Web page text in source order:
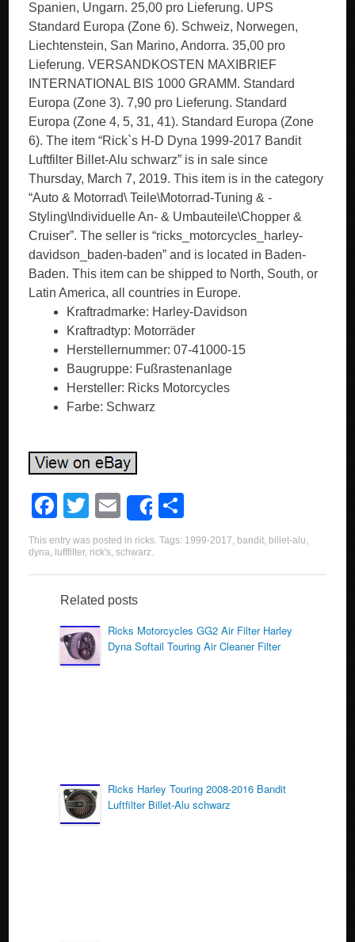
Spanien, Ungarn. 25,00 pro Lieferung. UPS
Standard Europa (Zone 6). Schweiz, Norwegen,
Liechtenstein, San Marino, Andorra. 35,00 pro
Lieferung. VERSANDKOSTEN MAXIBRIEF
INTERNATIONAL BIS 1000 GRAMM. Standard
Europa (Zone 3). 7,90 pro Lieferung. Standard
Europa (Zone 4, 5, 31, 41). Standard Europa (Zone
6). The item “Rick`s H-D Dyna 1999-2017 Bandit
Luftfilter Billet-Alu schwarz” is in sale since
Thursday, March 7, 2019. This item is in the category
“Auto & Motorrad\ Teile\Motorrad-Tuning & -
Styling\Individuelle An- & Umbauteile\Chopper &
Cruiser”. The seller is “ricks_motorcycles_harley-
davidson_baden-baden” and is located in Baden-
Baden. This item can be shipped to North, South, or
Latin America, all countries in Europe.
Kraftradmarke: Harley-Davidson
Kraftradtyp: Motorräder
Herstellernummer: 07-41000-15
Baugruppe: Fußrastenanlage
Hersteller: Ricks Motorcycles
Farbe: Schwarz
F
a
c
e
b
o
o
T
wi
tt
er
E
m
ail
Share
h
e
This entry was posted in ricks. Tags: 1999-2017, bandit, billet-alu,
dyna, luftfilter, rick's,schwarz.
Related posts
Ricks Motorcycles GG2 Air Filter Harley
Dyna Softail Touring Air Cleaner Filter
Ricks Harley Touring 2008-2016 Bandit
Luftfilter Billet-Alu schwarz